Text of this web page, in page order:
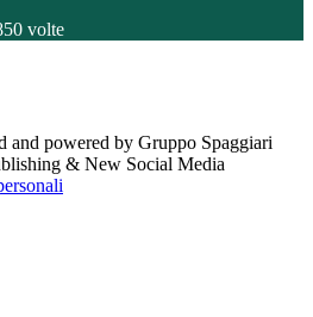
volte
and powered by Gruppo Spaggiari
& New Social Media